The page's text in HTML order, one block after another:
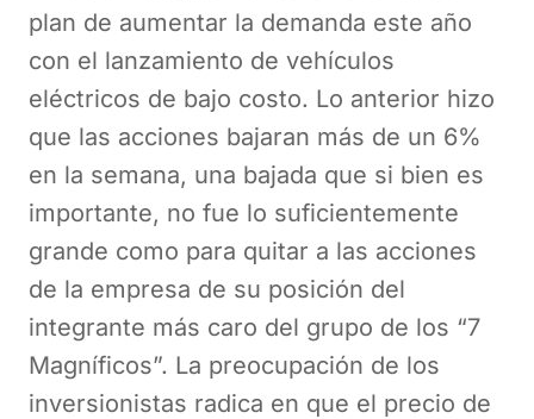
plan de aumentar la demanda este año
con el lanzamiento de vehículos
eléctricos de bajo costo. Lo anterior hizo
que las acciones bajaran más de un 6%
en la semana, una bajada que si bien es
importante, no fue lo suficientemente
grande como para quitar a las acciones
de la empresa de su posición del
integrante más caro del grupo de los “7
Magníficos”. La preocupación de los
inversionistas radica en que el precio de